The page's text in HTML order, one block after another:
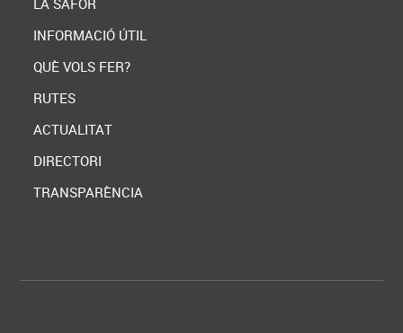
LA SAFOR
INFORMACIÓ ÚTIL
QUÈ VOLS FER?
RUTES
ACTUALITAT
DIRECTORI
TRANSPARÈNCIA